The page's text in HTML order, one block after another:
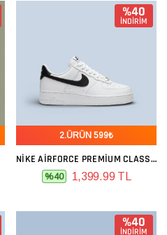
%40
İNDİRİM
2.ÜRÜN 599₺
NIKE AIRFORCE PREMIUM CLASSIC BEYAZ SIYAH
%40 1,399.99 TL
%40
İNDİRİM